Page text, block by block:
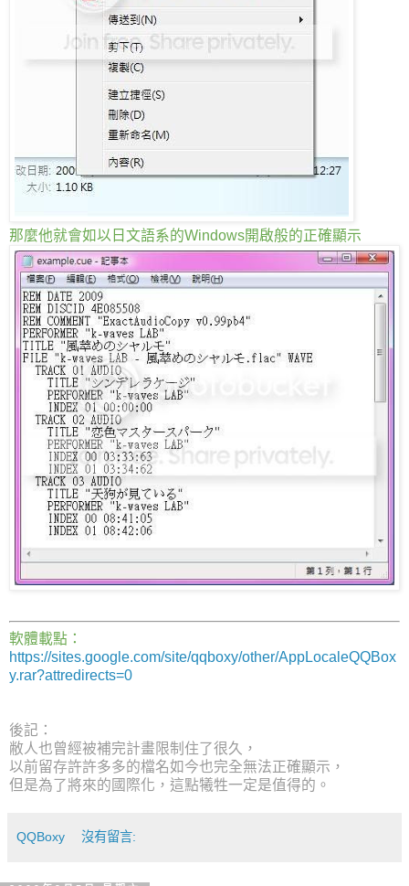
那麼他就會如以日文語系的Windows開啟般的正確顯示
軟體載點：
https://sites.google.com/site/qqboxy/other/AppLocaleQQBox
y.rar?attredirects=0
後記：
敝人也曾經被補完計畫限制住了很久，
以前留存許許多多的檔名如今也完全無法正確顯示，
但是為了將來的國際化，這點犧牲一定是值得的。
QQBoxy 沒有留言: